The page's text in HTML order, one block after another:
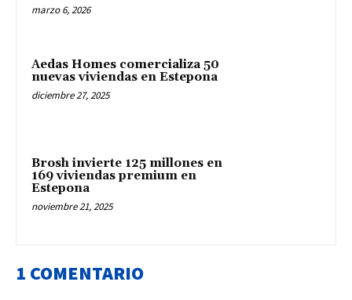
marzo 6, 2026
Aedas Homes comercializa 50
nuevas viviendas en Estepona
diciembre 27, 2025
Brosh invierte 125 millones en
169 viviendas premium en
Estepona
noviembre 21, 2025
1 COMENTARIO